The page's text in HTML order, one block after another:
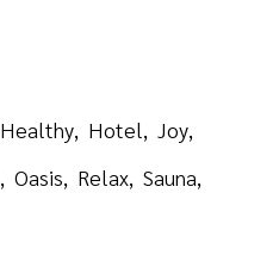
Healthy Hotel
Joy
Oasis Relax Sauna